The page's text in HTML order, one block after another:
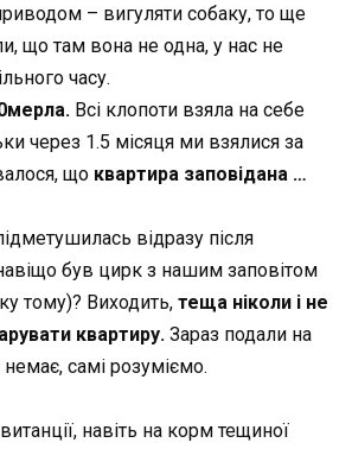
– вигуляти собаку, то ще
що там вона не одна, у нас не
часу.
Всі клопоти взяла на себе
через 1.5 місяця ми взялися за
що квартира заповідана …
відразу після
був цирк з нашим заповітом
тому)? Виходить, теща ніколи і не
квартиру. Зараз подали на
самі розуміємо.
навіть на корм тещиної